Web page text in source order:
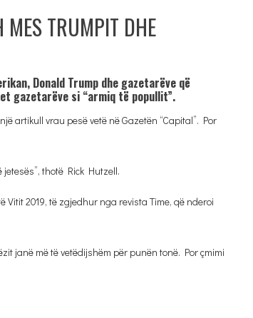
MES TRUMPIT DHE
Donald Trump dhe gazetarëve që
gazetarëve si “armiq të popullit”.
artikull vrau pesë vetë në Gazetën “Capital”. Por
jetesës”, thotë Rick Hutzell.
2019, të zgjedhur nga revista Time, që nderoi
janë më të vetëdijshëm për punën tonë. Por çmimi